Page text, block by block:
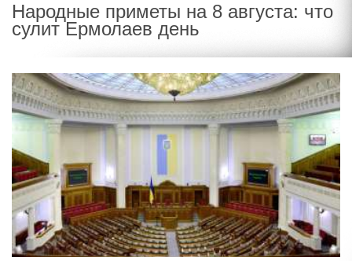
Народные приметы на 8 августа: что
сулит Ермолаев день